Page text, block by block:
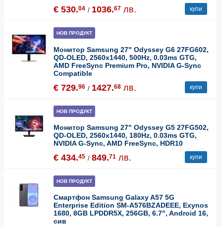
€ 530.04 / 1036.67 лв. купи
НОВ ПРОДУКТ
Монитор Samsung 27" Odyssey G6 27FG602,
QD-OLED, 2560x1440, 500Hz, 0.03ms GTG,
AMD FreeSync Premium Pro, NVIDIA G-Sync
Compatible
€ 729.96 / 1427.68 лв. купи
НОВ ПРОДУКТ
Монитор Samsung 27" Odyssey G5 27FG502,
QD-OLED, 2560x1440, 180Hz, 0.03ms GTG,
NVIDIA G-Sync, AMD FreeSync, HDR10
€ 434.45 / 849.71 лв. купи
НОВ ПРОДУКТ
Смартфон Samsung Galaxy A57 5G
Enterprise Edition SM-A576BZADEEE, Exynos
1680, 8GB LPDDR5X, 256GB, 6.7", Android 16,
сив